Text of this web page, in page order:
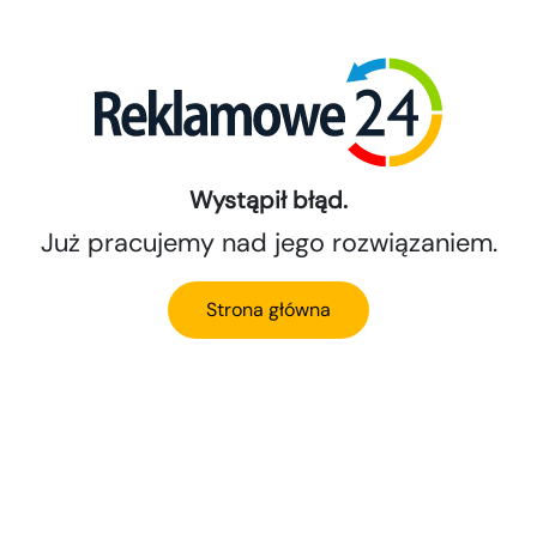
Wystąpił błąd.
Już pracujemy nad jego rozwiązaniem.
Strona główna